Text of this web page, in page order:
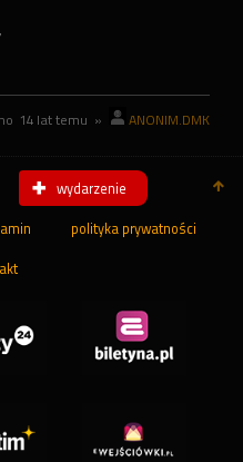
14 lat temu » ANONIM.DMK
wydarzenie
polityka prywatności